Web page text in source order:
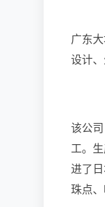
广东
设计
该公
工。
进了
珠点